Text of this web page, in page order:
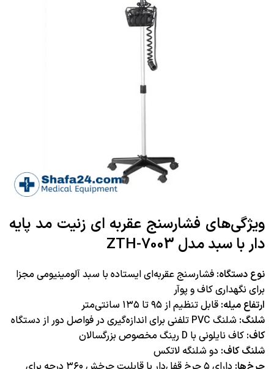
ویژگی‌های فشارسنج عقربه ای زنیت مد پایه
دار با سبد مدل ZTH-7003
نوع دستگاه: فشارسنج عقربه‌ای ایستاده با سبد آلومینیومی مجزا
برای نگهداری کاف و پوآر
ارتفاع میله: قابل تنظیم از ۹۵ تا ۱۳۵ سانتی‌متر
شلنگ: شلنگ PVC تلفنی برای اندازه‌گیری در فواصل دور از دستگاه
کاف: کاف نایلونی با D رینگ مخصوص بزرگسالان
شلنگ کاف: دو شلنگه لاتکس